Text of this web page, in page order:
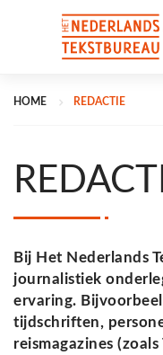
HOME REDACTIE
Bij Het Nederlands
journalistiek
ervaring.
tijdschriften,
reismagazines